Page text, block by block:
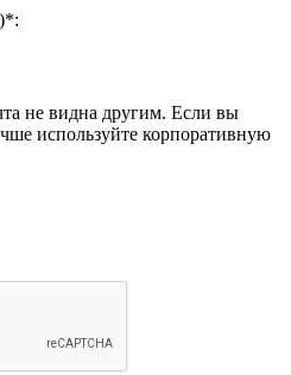
*:
не видна другим. Если вы
используйте корпоративную